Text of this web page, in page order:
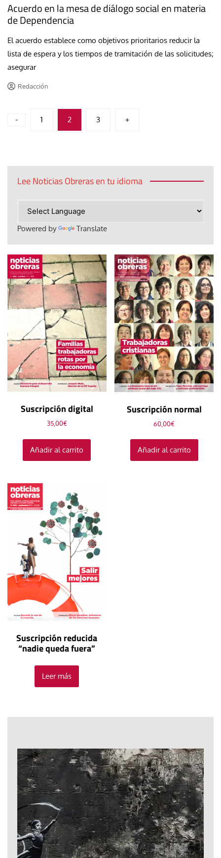
Acuerdo en la mesa de diálogo social en materia
de Dependencia
El acuerdo establece como objetivos prioritarios reducir la
lista de espera y los tiempos de tramitación de las solicitudes;
asegurar
Redacción
Paginación
- 1 2 3 +
Lee Noticias Obreras en tu idioma
Powered by Translate
Suscripción digital
35,00€
Añadir al carrito
Suscripción normal
60,00€
Añadir al carrito
Suscripción reducida
“nadie queda fuera”
Leer más